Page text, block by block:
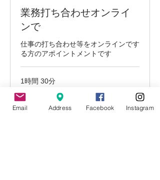
業務打ち合わせオンライ
ンで
仕事の打ち合わせ等をオンラインです
る方のアポイントメントです
1時間 30分
今すぐ予約
Email Address Facebook Instagram